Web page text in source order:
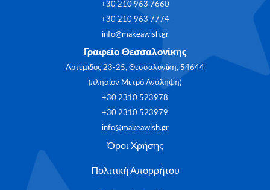
+30 210 963 7660
+30 210 963 7774
info@makeawish.gr
Γραφείο Θεσσαλονίκης
Αρτέμιδος 23-25, Θεσσαλονίκη, 54644
(πλησίον Μετρό Ανάληψη)
+30 2310 523978
+30 2310 523979
info@makeawish.gr
Όροι Χρήσης
Πολιτική Απορρήτου